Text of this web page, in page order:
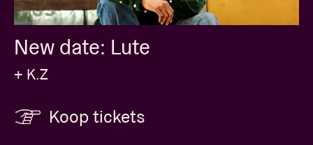
New date: Lute
+ K.Z
Koop tickets